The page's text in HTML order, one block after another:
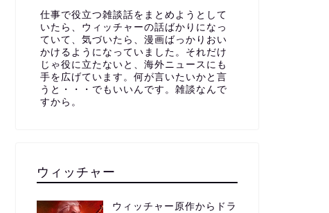
仕事で役立つ雑談話をまとめようとして
いたら、ウィッチャーの話ばかりになっ
ていて、気づいたら、漫画ばっかりおい
かけるようになっていました。それだけ
じゃ役に立たないと、海外ニュースにも
手を広げています。何が言いたいかと言
うと・・・でもいいんです。雑談なんで
すから。
ウィッチャー
ウィッチャー原作からドラ